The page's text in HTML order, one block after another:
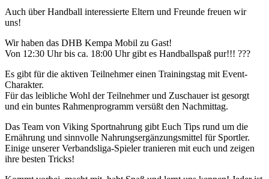
Auch über Handball interessierte Eltern und Freunde freuen wir
uns!
Wir haben das DHB Kempa Mobil zu Gast!
Von 12:30 Uhr bis ca. 18:00 Uhr gibt es Handballspaß pur!!! ???
Es gibt für die aktiven Teilnehmer einen Trainingstag mit Event-
Charakter.
Für das leibliche Wohl der Teilnehmer und Zuschauer ist gesorgt
und ein buntes Rahmenprogramm versüßt den Nachmittag.
Das Team von Viking Sportnahrung gibt Euch Tips rund um die
Ernährung und sinnvolle Nahrungsergänzungsmittel für Sportler.
Einige unserer Verbandsliga-Spieler tranieren mit euch und zeigen
ihre besten Tricks!